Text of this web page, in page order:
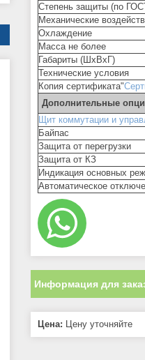
Степень защиты (по
Механические
Охлаждение
Масса не более
Габариты (ШхВхГ)
Технические условия
Копия сертификата"
Дополнительные
Щит коммутации и
Байпас
Защита от перегрузки
Защита от КЗ
Индикация основных
Автоматическое
Информация для
Цена: Цену уточняйте